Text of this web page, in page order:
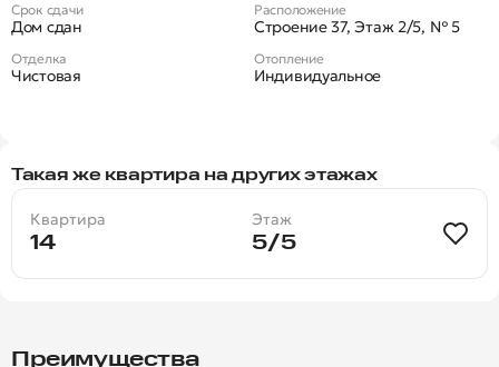
Срок сдачи
Дом сдан
Расположение
Строение 37, Этаж 2/5, № 5
Отделка
Чистовая
Отопление
Индивидуальное
Такая же квартира на других этажах
Квартира
14
Этаж
5/5
Преимущества